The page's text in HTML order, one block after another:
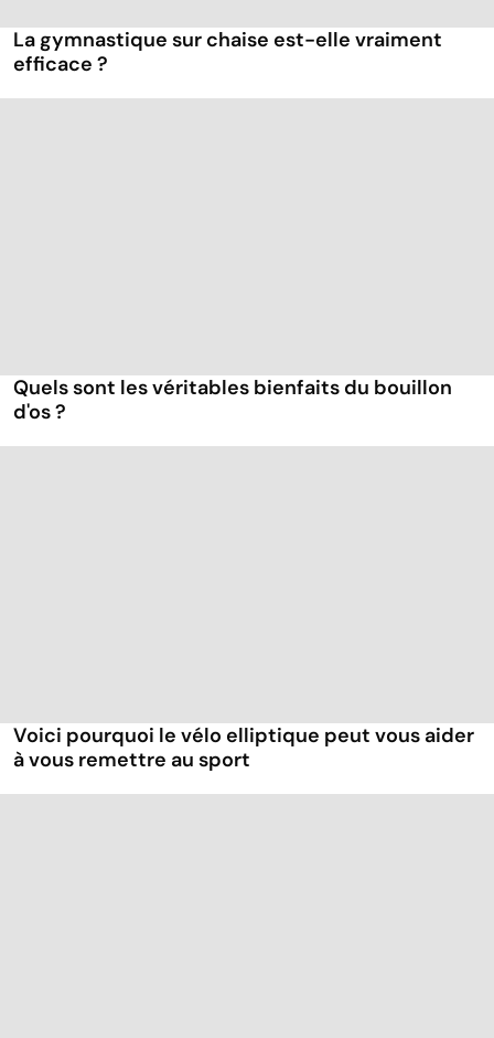
La gymnastique sur chaise est-elle vraiment
efficace ?
Quels sont les véritables bienfaits du bouillon
d'os ?
Voici pourquoi le vélo elliptique peut vous aider
à vous remettre au sport